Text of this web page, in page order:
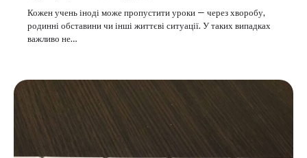
Кожен учень іноді може пропустити уроки — через хворобу,
родинні обставини чи інші життєві ситуації. У таких випадках
важливо не…